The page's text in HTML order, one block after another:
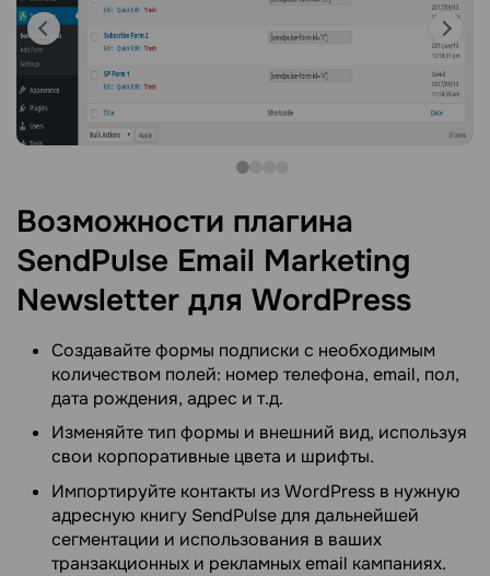
Возможности плагина
SendPulse Email Marketing
Newsletter для WordPress
Создавайте формы подписки с необходимым
количеством полей: номер телефона, email, пол,
дата рождения, адрес и т.д.
Изменяйте тип формы и внешний вид, используя
свои корпоративные цвета и шрифты.
Импортируйте контакты из WordPress в нужную
адресную книгу SendPulse для дальнейшей
сегментации и использования в ваших
транзакционных и рекламных email кампаниях.